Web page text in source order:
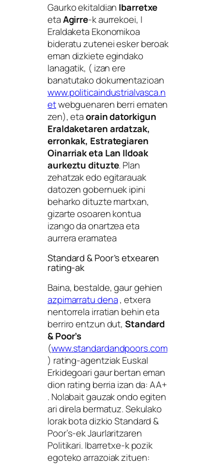
Gaurko ekitaldian Ibarretxe
etaAgirre-k aurrekoei, I
Eraldaketa Ekonomikoa
bideratu zutenei esker beroak
eman dizkiete egindako
lanagatik, ( izan ere
banatutako dokumentazioan
www.politicaindustrialvasca.n
etwebguenaren berri ematen
zen), etaorain datorkigun
Eraldaketaren ardatzak,
erronkak, Estrategiaren
Oinarriak eta Lan Ildoak
aurkeztu dituzte. Plan
zehatzak edo egitarauak
datozen gobernuek ipini
beharko dituzte martxan,
gizarte osoaren kontua
izango da onartzea eta
aurrera eramatea
Standard & Poor’s etxearen
rating-ak
Baina, bestalde, gaur gehien
azpimarratu dena, etxera
nentorrela irratian behin eta
berriro entzun dut, Standard
& Poor’s
(www.standardandpoors.com
) rating-agentziak Euskal
Erkidegoari gaur bertan eman
dion rating berria izan da: AA+
. Nolabait gauzak ondo egiten
ari direla bermatuz. Sekulako
lorak bota dizkio Standard &
Poor’s-ek Jaurlaritzaren
Politikari. Ibarretxe-k pozik
egoteko arrazoiak zituen: